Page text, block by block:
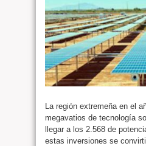
La región extremeña en el
megavatios de tecnología
llegar a los 2.568 de
estas inversiones se